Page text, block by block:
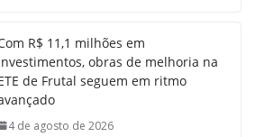
R$ 11,1 milhões em
obras de melhoria na
de Frutal seguem em ritmo
4 de agosto de 2026